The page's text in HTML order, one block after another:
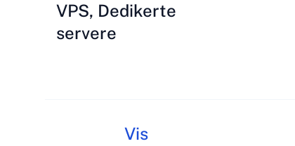
VPS, Dedikerte
servere
Vis